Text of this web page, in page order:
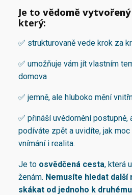
Je to vědomě
který:
✅ strukturovaně vede krok za
✅ umožňuje vám jít vlastním
domova
✅ jemně, ale hluboko mění
✅ přináší uvědomění postupně,
podíváte zpět a uvidíte, jak
vnímání i realita.
Je to osvědčená cesta, která
ženám. Nemusíte hledat další
skákat od jednoho k